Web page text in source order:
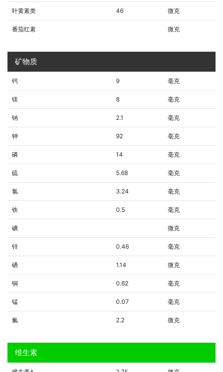
叶黄素类 46 微克
番茄红素 微克
矿物质
钙 9 毫克
镁 8 毫克
钠 2.1 毫克
钾 92 毫克
磷 14 毫克
硫 5.68 毫克
氯 3.24 毫克
铁 0.5 毫克
碘 微克
锌 0.46 毫克
硒 1.14 微克
铜 0.62 毫克
锰 0.07 毫克
氟 2.2 微克
维生素